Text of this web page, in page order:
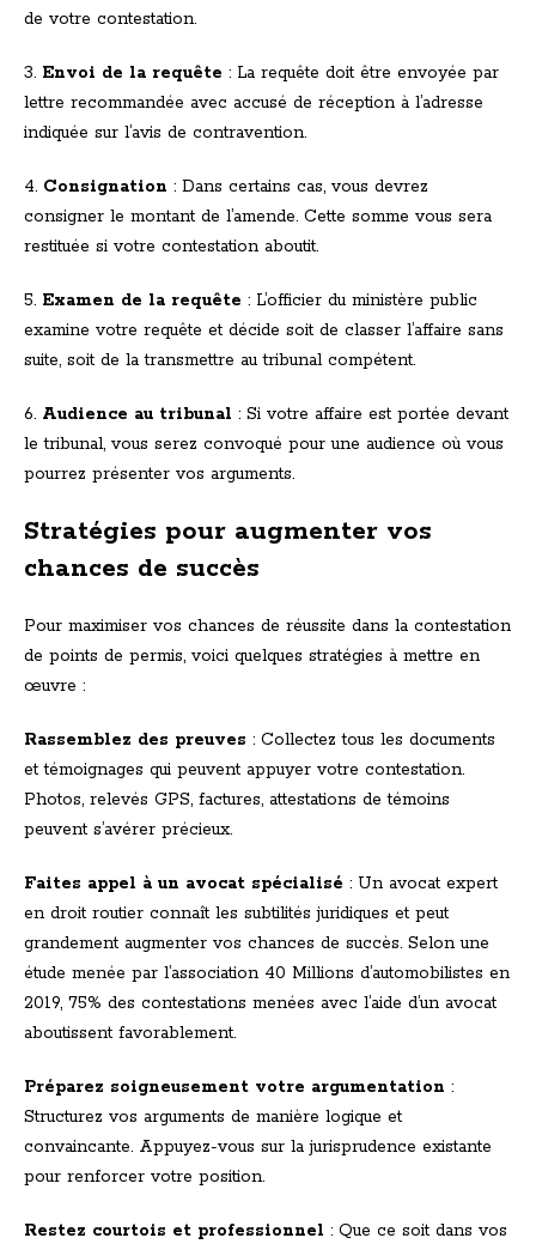
de votre contestation.
3. Envoi de la requête : La requête doit être envoyée par
lettre recommandée avec accusé de réception à l’adresse
indiquée sur l’avis de contravention.
4. Consignation : Dans certains cas, vous devrez
consigner le montant de l’amende. Cette somme vous sera
restituée si votre contestation aboutit.
5. Examen de la requête : L’officier du ministère public
examine votre requête et décide soit de classer l’affaire sans
suite, soit de la transmettre au tribunal compétent.
6. Audience au tribunal : Si votre affaire est portée devant
le tribunal, vous serez convoqué pour une audience où vous
pourrez présenter vos arguments.
Stratégies pour augmenter vos
chances de succès
Pour maximiser vos chances de réussite dans la contestation
de points de permis, voici quelques stratégies à mettre en
œuvre :
Rassemblez des preuves : Collectez tous les documents
et témoignages qui peuvent appuyer votre contestation.
Photos, relevés GPS, factures, attestations de témoins
peuvent s’avérer précieux.
Faites appel à un avocat spécialisé : Un avocat expert
en droit routier connaît les subtilités juridiques et peut
grandement augmenter vos chances de succès. Selon une
étude menée par l’association 40 Millions d’automobilistes en
2019, 75% des contestations menées avec l’aide d’un avocat
aboutissent favorablement.
Préparez soigneusement votre argumentation :
Structurez vos arguments de manière logique et
convaincante. Appuyez-vous sur la jurisprudence existante
pour renforcer votre position.
Restez courtois et professionnel : Que ce soit dans vos